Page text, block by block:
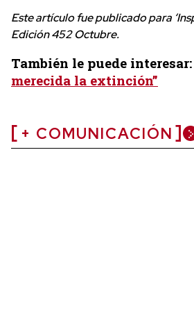
Este artículo fue publicado para
Edición 452 Octubre.
También le puede interesar:
merecida la extinción”
+ COMUNICACIÓN